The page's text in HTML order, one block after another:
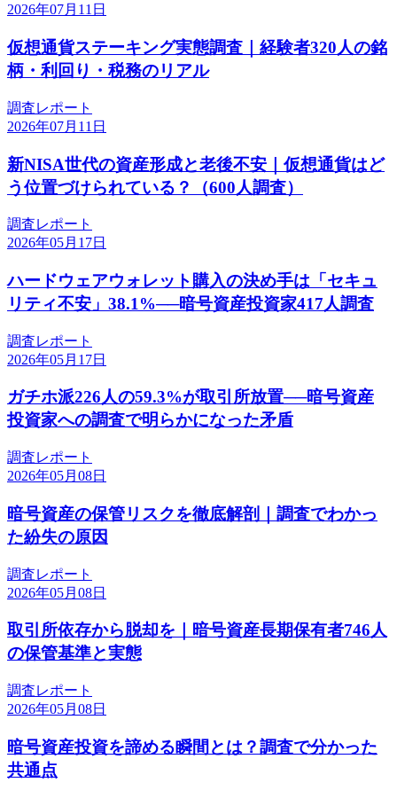
2026年07月11日
仮想通貨ステーキング実態調査｜経験者320人の銘
柄・利回り・税務のリアル
調査レポート
2026年07月11日
新NISA世代の資産形成と老後不安｜仮想通貨はど
う位置づけられている？（600人調査）
調査レポート
2026年05月17日
ハードウェアウォレット購入の決め手は「セキュ
リティ不安」38.1%──暗号資産投資家417人調査
調査レポート
2026年05月17日
ガチホ派226人の59.3%が取引所放置──暗号資産
投資家への調査で明らかになった矛盾
調査レポート
2026年05月08日
暗号資産の保管リスクを徹底解剖｜調査でわかっ
た紛失の原因
調査レポート
2026年05月08日
取引所依存から脱却を｜暗号資産長期保有者746人
の保管基準と実態
調査レポート
2026年05月08日
暗号資産投資を諦める瞬間とは？調査で分かった
共通点